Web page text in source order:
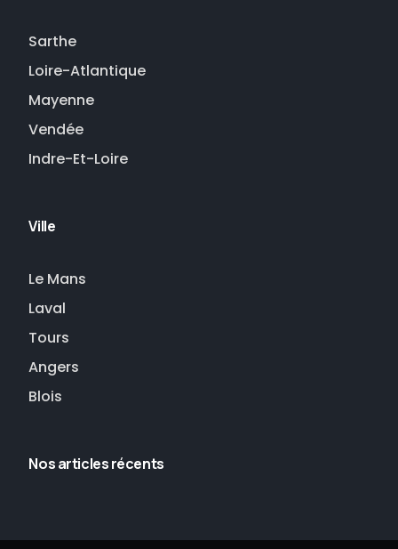
Sarthe
Loire-Atlantique
Mayenne
Vendée
Indre-Et-Loire
Ville
Le Mans
Laval
Tours
Angers
Blois
Nos articles récents